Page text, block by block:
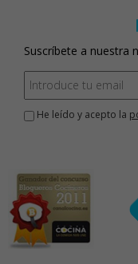
Suscríbete a nuestra
He leído y acepto la